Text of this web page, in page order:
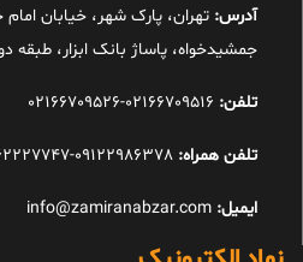
آدرس: تهران، پارک شهر، خیابان
جمشیدخواه، پاساژ بانک ابزار، طبقه
تلفن:
تلفن همراه: 09122986378-09362227747
ایمیل: